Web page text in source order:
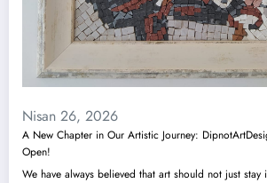
Nisan 26, 2026
A New Chapter in Our Artistic Journey:
Open!
We have always believed that art should not just